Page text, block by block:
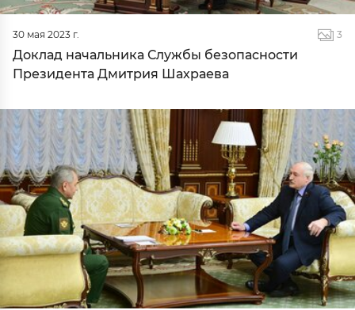
30 мая 2023 г. 3
Доклад начальника Службы безопасности
Президента Дмитрия Шахраева